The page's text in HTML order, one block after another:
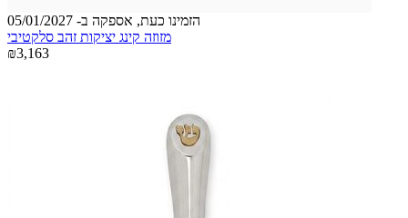
הזמינו כעת, אספקה ב- 05/01/2027
מזוזה קינג יציקות זהב סלקטיבי
₪3,163